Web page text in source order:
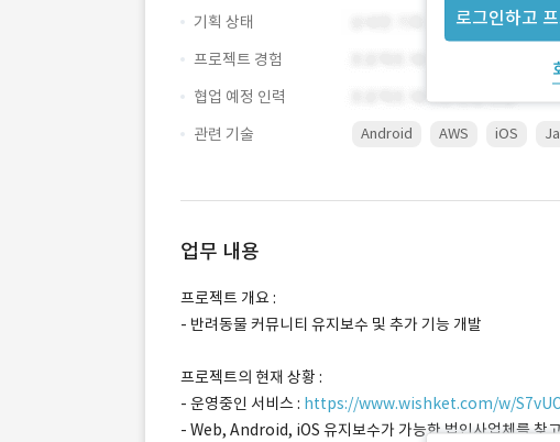
로그인하고
기획 상태
프로젝트 경험
협업 예정 인력
관련 기술
Android AWS iOS
업무 내용
프로젝트 개요 :
- 반려동물 커뮤니티 유지보수 및 추가 기능 개발
프로젝트의 현재 상황 :
- 운영중인 서비스 : https://www.wishket.com/w/
- Web, Android, iOS 유지보수가 가능한 법인사업체를 찾